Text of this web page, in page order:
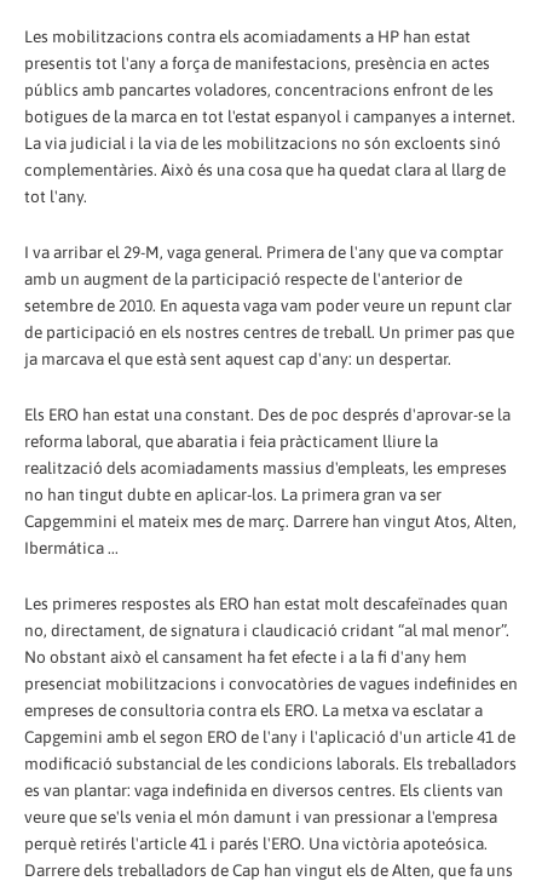
Les mobilitzacions contra els acomiadaments a HP han estat
presentis tot l'any a força de manifestacions, presència en actes
públics amb pancartes voladores, concentracions enfront de les
botigues de la marca en tot l'estat espanyol i campanyes a internet.
La via judicial i la via de les mobilitzacions no són excloents sinó
complementàries. Això és una cosa que ha quedat clara al llarg de
tot l'any.
I va arribar el 29-M, vaga general. Primera de l'any que va comptar
amb un augment de la participació respecte de l'anterior de
setembre de 2010. En aquesta vaga vam poder veure un repunt clar
de participació en els nostres centres de treball. Un primer pas que
ja marcava el que està sent aquest cap d'any: un despertar.
Els ERO han estat una constant. Des de poc després d'aprovar-se la
reforma laboral, que abaratia i feia pràcticament lliure la
realització dels acomiadaments massius d'empleats, les empreses
no han tingut dubte en aplicar-los. La primera gran va ser
Capgemmini el mateix mes de març. Darrere han vingut Atos, Alten,
Ibermática ...
Les primeres respostes als ERO han estat molt descafeïnades quan
no, directament, de signatura i claudicació cridant “al mal menor”.
No obstant això el cansament ha fet efecte i a la fi d'any hem
presenciat mobilitzacions i convocatòries de vagues indefinides en
empreses de consultoria contra els ERO. La metxa va esclatar a
Capgemini amb el segon ERO de l'any i l'aplicació d'un article 41 de
modificació substancial de les condicions laborals. Els treballadors
es van plantar: vaga indefinida en diversos centres. Els clients van
veure que se'ls venia el món damunt i van pressionar a l'empresa
perquè retirés l'article 41 i parés l'ERO. Una victòria apoteósica.
Darrere dels treballadors de Cap han vingut els de Alten, que fa uns